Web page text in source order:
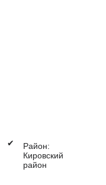
✔
Район:
Кировский
район